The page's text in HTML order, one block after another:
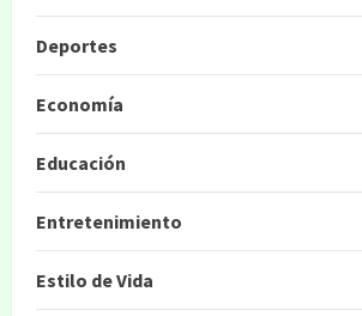
Deportes
Economía
Educación
Entretenimiento
Estilo de Vida